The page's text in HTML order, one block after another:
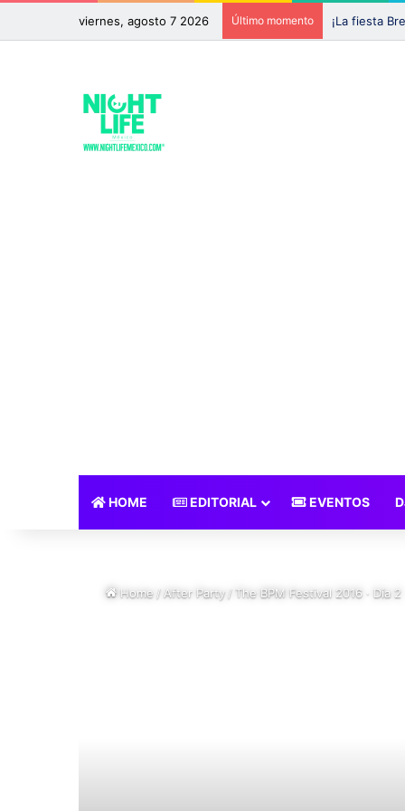
viernes, agosto 7 2026 Último momento
HOME EDITORIAL EVENTOS
Home/ After Party/ The BPM Festival 2016 · Día 2